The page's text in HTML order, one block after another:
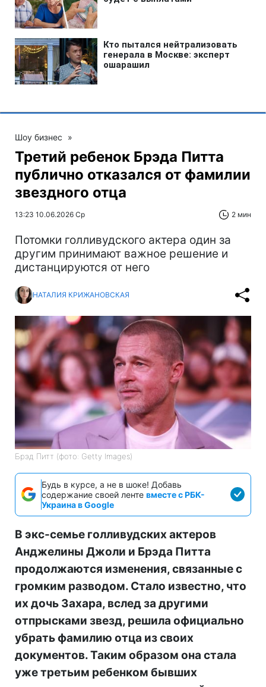
Шоу бизнес »
Третий ребенок Брэда Питта
публично отказался от фамилии
звездного отца
13:23 10.06.2026 Ср 2 мин
Потомки голливудского актера один за
другим принимают важное решение и
дистанцируются от него
НАТАЛИЯ КРИЖАНОВСКАЯ
Брэд Питт (фото: Getty Images)
Будь в курсе, а не в шоке! Добавь
содержание своей ленте вместе с РБК-
Украина в Google
В экс-семье голливудских актеров
Анджелины Джоли и Брэда Питта
продолжаются изменения, связанные с
громким разводом. Стало известно, что
их дочь Захара, вслед за другими
отпрысками звезд, решила официально
убрать фамилию отца из своих
документов. Таким образом она стала
уже третьим ребенком бывших